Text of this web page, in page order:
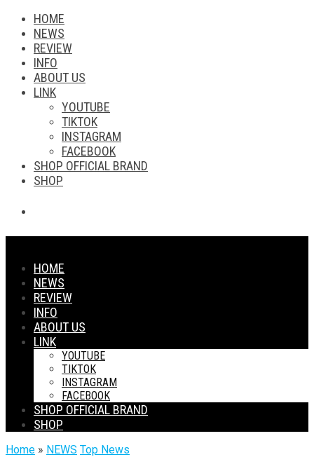
HOME
NEWS
REVIEW
INFO
ABOUT US
LINK
YOUTUBE
TIKTOK
INSTAGRAM
FACEBOOK
SHOP OFFICIAL BRAND
SHOP
HOME
NEWS
REVIEW
INFO
ABOUT US
LINK
YOUTUBE
TIKTOK
INSTAGRAM
FACEBOOK
SHOP OFFICIAL BRAND
SHOP
Home » NEWS Top News